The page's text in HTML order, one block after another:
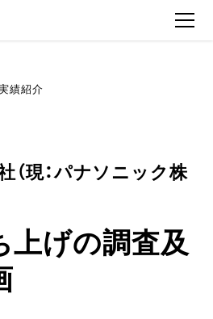
松下電工株式会社（現：パナソニック株式会社） /
績紹介
（現：パナソニック株
上げの調査及